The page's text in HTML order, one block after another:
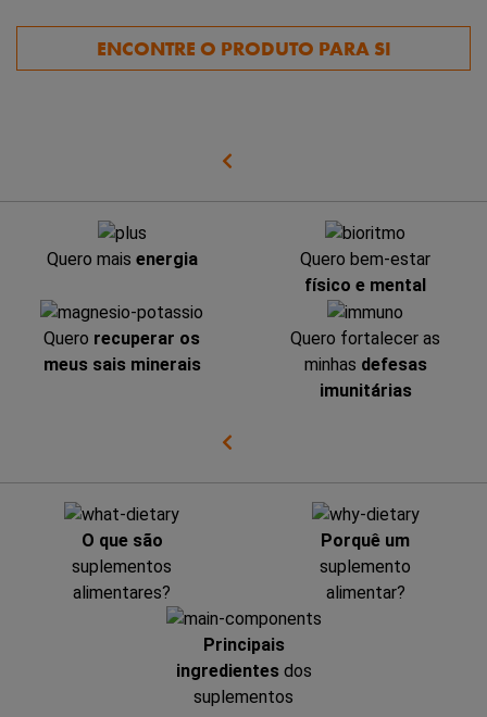
ENCONTRE O PRODUTO PARA SI
Quero mais energia
Quero bem-estar
físico e mental
Quero recuperar os
meus sais minerais
Quero fortalecer as
minhas defesas
imunitárias
O que são
suplementos
alimentares?
Porquê um
suplemento
alimentar?
Principais
ingredientesdos
suplementos